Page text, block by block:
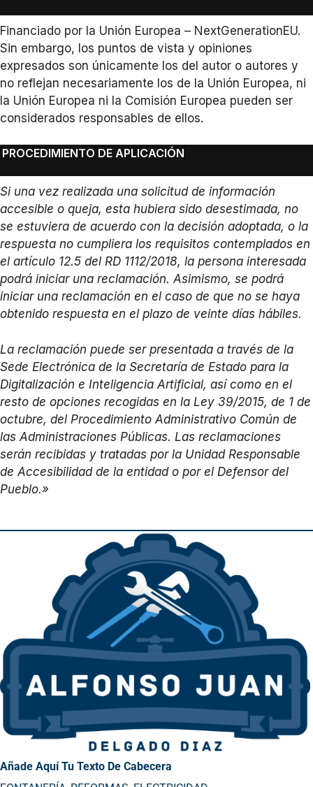
Financiado por la Unión Europea – NextGenerationEU.
Sin embargo, los puntos de vista y opiniones
expresados son únicamente los del autor o autores y
no reflejan necesariamente los de la Unión Europea, ni
la Unión Europea ni la Comisión Europea pueden ser
considerados responsables de ellos.
PROCEDIMIENTO DE APLICACIÓN
Si una vez realizada una solicitud de información
accesible o queja, esta hubiera sido desestimada, no
se estuviera de acuerdo con la decisión adoptada, o la
respuesta no cumpliera los requisitos contemplados en
el artículo 12.5 del RD 1112/2018, la persona interesada
podrá iniciar una reclamación. Asimismo, se podrá
iniciar una reclamación en el caso de que no se haya
obtenido respuesta en el plazo de veinte días hábiles.
La reclamación puede ser presentada a través de la
Sede Electrónica de la Secretaría de Estado para la
Digitalización e Inteligencia Artificial, así como en el
resto de opciones recogidas en la Ley 39/2015, de 1 de
octubre, del Procedimiento Administrativo Común de
las Administraciones Públicas. Las reclamaciones
serán recibidas y tratadas por la Unidad Responsable
de Accesibilidad de la entidad o por el Defensor del
Pueblo.»
Añade Aquí Tu Texto De Cabecera